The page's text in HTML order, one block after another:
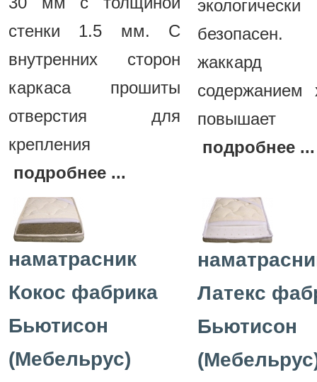
стенки 1.5 мм. С
внутренних сторон
каркаса прошиты
отверстия для
крепления
подробнее ...
экологически
безопасен.
содержанием
повышает
подробнее ...
наматрасник
Кокос фабрика
Бьютисон
(Мебельрус)
Латекс
Бьютисон